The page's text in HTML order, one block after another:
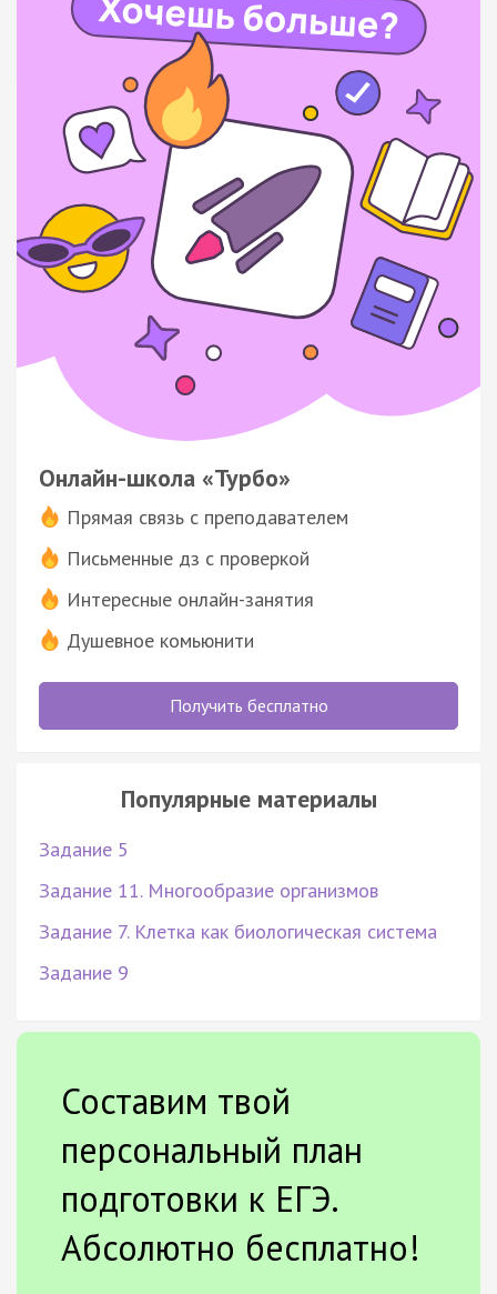
Онлайн-школа «Турбо»
Прямая связь с преподавателем
Письменные дз с проверкой
Интересные онлайн-занятия
Душевное комьюнити
Получить бесплатно
Популярные материалы
Задание 5
Задание 11. Многообразие организмов
Задание 7. Клетка как биологическая система
Задание 9
Составим твой
персональный план
подготовки к ЕГЭ.
Абсолютно бесплатно!